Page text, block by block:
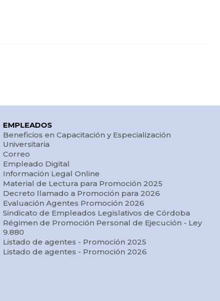
EMPLEADOS
Beneficios en Capacitación y Especialización
Universitaria
Correo
Empleado Digital
Información Legal Online
Material de Lectura para Promoción 2025
Decreto llamado a Promoción para 2026
Evaluación Agentes Promoción 2026
Sindicato de Empleados Legislativos de Córdoba
Régimen de Promoción Personal de Ejecución - Ley
9.880
Listado de agentes - Promoción 2025
Listado de agentes - Promoción 2026